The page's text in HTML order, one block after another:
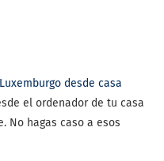
desde casa
el ordenador de tu casa
No hagas caso a esos